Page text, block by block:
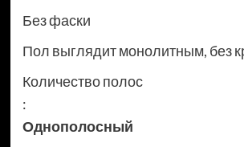
Без фаски
Пол выглядит монолитным, без
Количество полос
:
Однополосный